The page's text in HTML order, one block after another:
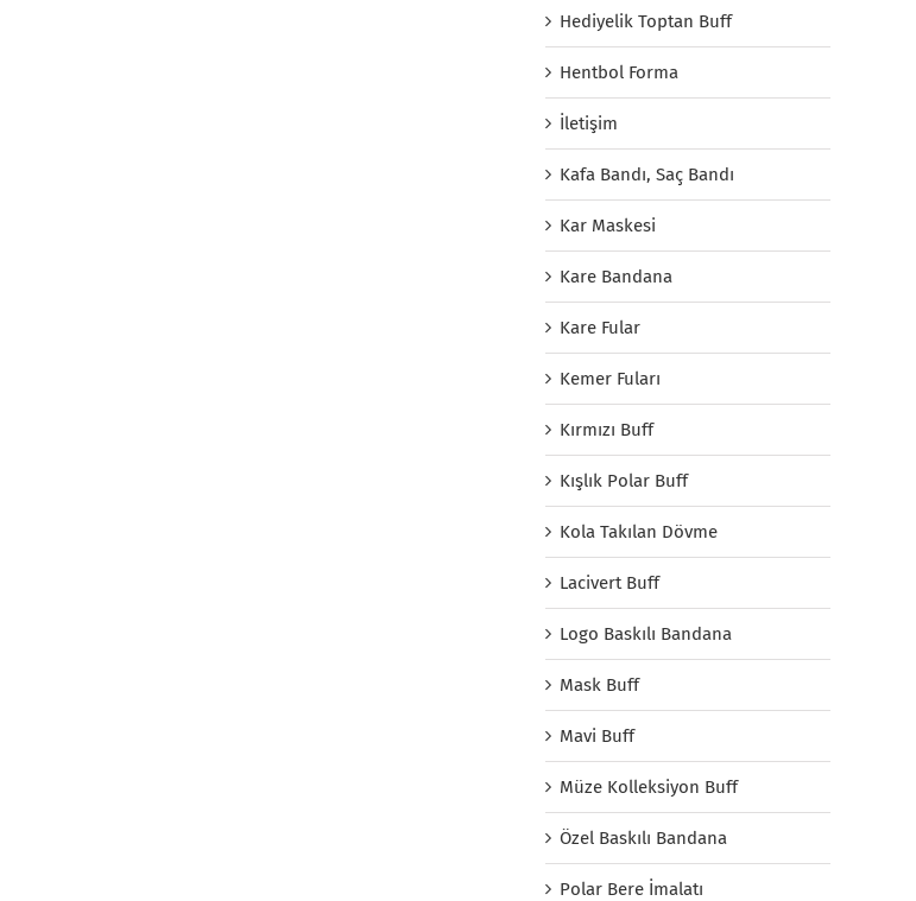
Hediyelik Toptan Buff
Hentbol Forma
İletişim
Kafa Bandı, Saç Bandı
Kar Maskesi
Kare Bandana
Kare Fular
Kemer Fuları
Kırmızı Buff
Kışlık Polar Buff
Kola Takılan Dövme
Lacivert Buff
Logo Baskılı Bandana
Mask Buff
Mavi Buff
Müze Kolleksiyon Buff
Özel Baskılı Bandana
Polar Bere İmalatı